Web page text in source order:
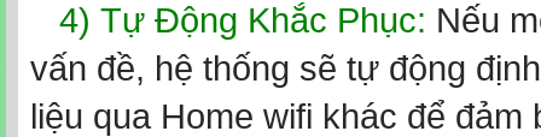
4) Tự Động Khắc Phục: Nếu
vấn đề, hệ thống sẽ tự động
liệu qua Home wifi khác để đảm